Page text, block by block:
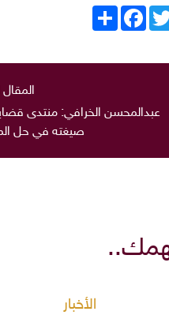
انشر
Facebook
المقال
عبدالمحسن الخرافي: منتدى
صيغته في حل
الأخبار